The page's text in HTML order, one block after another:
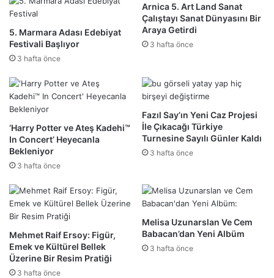
5. Marmara Adası Edebiyat
Festivali Başlıyor
3 hafta önce
Arnica 5. Art Land Sanat
Çalıştayı Sanat Dünyasını Bir
Araya Getirdi
3 hafta önce
‘Harry Potter ve Ateş Kadehi™
In Concert’ Heyecanla
Bekleniyor
3 hafta önce
Fazıl Say’ın Yeni Caz Projesi
İle Çıkacağı Türkiye
Turnesine Sayılı Günler Kaldı
3 hafta önce
Mehmet Raif Ersoy: Figür,
Emek ve Kültürel Bellek
Üzerine Bir Resim Pratiği
3 hafta önce
Melisa Uzunarslan Ve Cem
Babacan’dan Yeni Albüm
3 hafta önce